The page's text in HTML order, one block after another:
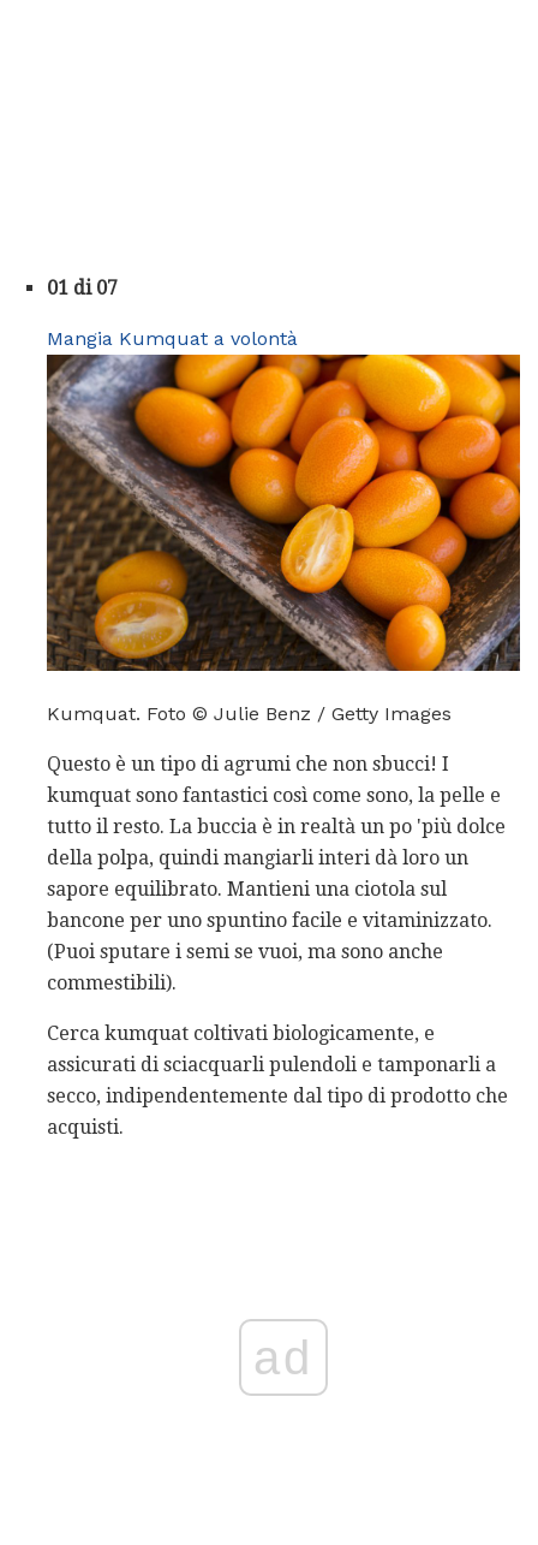
01 di 07
Mangia Kumquat a volontà
Kumquat. Foto © Julie Benz / Getty Images
Questo è un tipo di agrumi che non sbucci! I
kumquat sono fantastici così come sono, la pelle e
tutto il resto. La buccia è in realtà un po 'più dolce
della polpa, quindi mangiarli interi dà loro un
sapore equilibrato. Mantieni una ciotola sul
bancone per uno spuntino facile e vitaminizzato.
(Puoi sputare i semi se vuoi, ma sono anche
commestibili).
Cerca kumquat coltivati ​​biologicamente, e
assicurati di sciacquarli pulendoli e tamponarli a
secco, indipendentemente dal tipo di prodotto che
acquisti.
ad